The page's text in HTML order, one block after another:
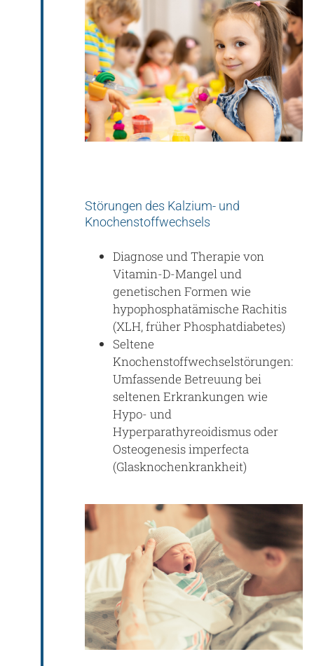
Störungen des Kalzium- und
Knochenstoffwechsels
Diagnose und Therapie von
Vitamin-D-Mangel und
genetischen Formen wie
hypophosphatämische Rachitis
(XLH, früher Phosphatdiabetes)
Seltene
Knochenstoffwechselstörungen:
Umfassende Betreuung bei
seltenen Erkrankungen wie
Hypo- und
Hyperparathyreoidismus oder
Osteogenesis imperfecta
(Glasknochenkrankheit)